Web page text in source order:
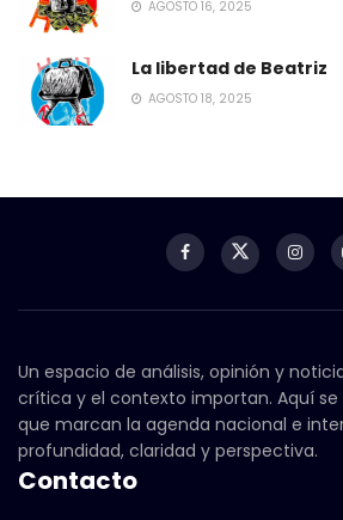
AGOSTO 16, 2025
La libertad de Beatriz
AGOSTO 18, 2025
Un espacio de análisis, opinión y
crítica y el contexto importan. Aquí
que marcan la agenda nacional e
profundidad, claridad y perspectiva.
Contacto